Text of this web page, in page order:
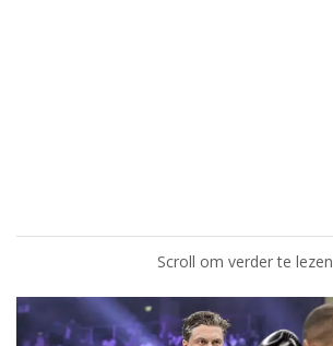
Scroll om verder te lezen